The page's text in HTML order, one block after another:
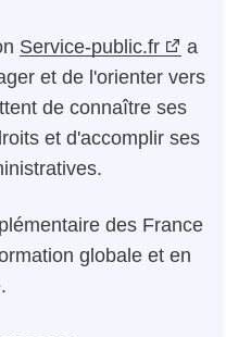
Service-public.fr
a
et de l'orienter vers
de connaître ses
et d'accomplir ses
des France
globale et en